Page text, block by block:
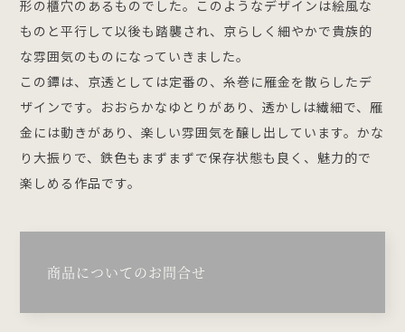
形の櫃穴のあるものでした。このようなデザインは絵風な
ものと平行して以後も踏襲され、京らしく細やかで貴族的
な雰囲気のものになっていきました。
この鐔は、京透としては定番の、糸巻に雁金を散らしたデ
ザインです。おおらかなゆとりがあり、透かしは繊細で、雁
金には動きがあり、楽しい雰囲気を醸し出しています。かな
り大振りで、鉄色もまずまずで保存状態も良く、魅力的で
楽しめる作品です。
商品についてのお問合せ